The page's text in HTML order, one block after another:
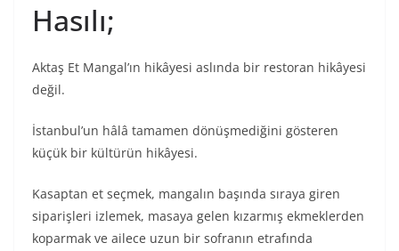
Hasılı;
Aktaş Et Mangal’ın hikâyesi aslında bir restoran hikâyesi
değil.
İstanbul’un hâlâ tamamen dönüşmediğini gösteren
küçük bir kültürün hikâyesi.
Kasaptan et seçmek, mangalın başında sıraya giren
siparişleri izlemek, masaya gelen kızarmış ekmeklerden
koparmak ve ailece uzun bir sofranın etrafında